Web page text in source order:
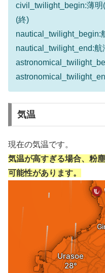
civil_twilight_begin:薄
(終)
nautical_twilight_begin:
nautical_twilight_end:航
気温
現在の気温です。
気温が高すぎる場合、粉
可能性があります。